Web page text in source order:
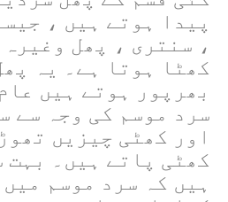
پیدا ہوتے ہیں ،
، سنتری ، پھل وغیرہ
کھٹا ہوتا ہے۔ یہ
بھرپور ہوتے ہیں
سرد موسم کی وجہ سے
اور کھٹی چیزیں
کھٹی پاتے ہیں۔ بہت
ہیں کہ سرد موسم